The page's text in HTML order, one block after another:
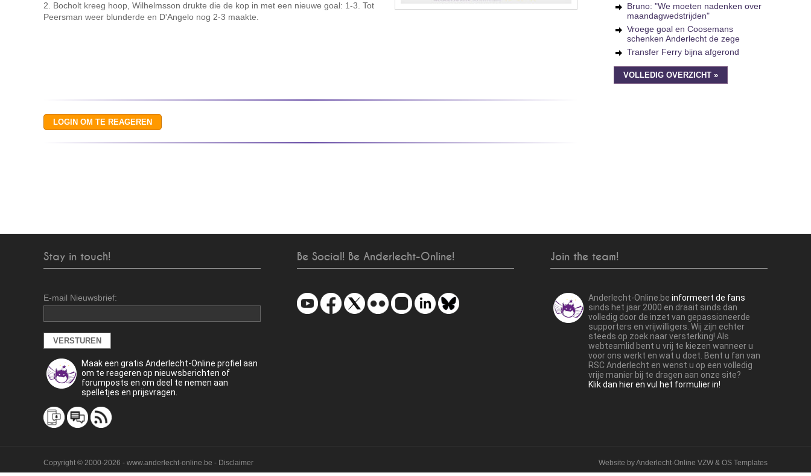
2. Bocholt kreeg hoop, Wilhelmsson drukte die de kop in met een nieuwe goal: 1-3. Tot
Peersman weer blunderde en D'Angelo nog 2-3 maakte.
Bruno: "We moeten nadenken over
maandagwedstrijden"
Vroege goal en Coosemans
schenken Anderlecht de zege
Transfer Ferry bijna afgerond
VOLLEDIG OVERZICHT »
Stay in touch!
E-mail Nieuwsbrief:
Maak een gratis Anderlecht-Online profiel aan
om te reageren op nieuwsberichten of
forumposts en om deel te nemen aan
spelletjes en prijsvragen.
Be Social! Be Anderlecht-Online! Join the team!
Anderlecht-Online.be informeert de fans
sinds het jaar 2000 en draait sinds dan
volledig door de inzet van gepassioneerde
supporters en vrijwilligers. Wij zijn echter
steeds op zoek naar versterking! Als
webteamlid bent u vrij te kiezen wanneer u
voor ons werkt en wat u doet. Bent u fan van
RSC Anderlecht en wenst u op een volledig
vrije manier bij te dragen aan onze site?
Klik dan hier en vul het formulier in!
Copyright © 2000-2026 - www.anderlecht-online.be - Disclaimer Website byAnderlecht-Online VZW & OS Templates